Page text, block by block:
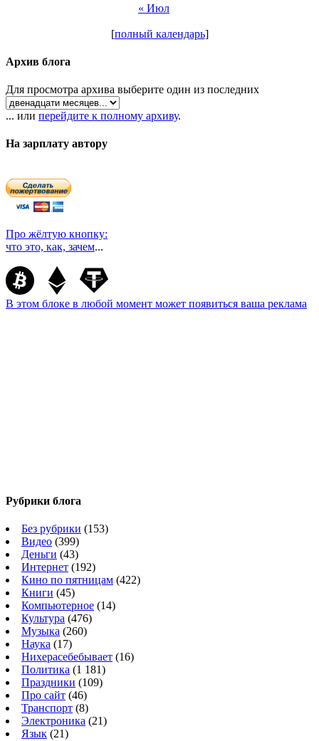
« Июл
[полный календарь]
Архив блога
Для просмотра архива выберите один из последних
... или перейдите к полному архиву.
На зарплату автору
Про жёлтую кнопку:
что это, как, зачем...
В этом блоке в любой момент может появиться ваша реклама
Рубрики блога
Без рубрики (153)
Видео (399)
Деньги (43)
Интернет (192)
Кино по пятницам (422)
Книги (45)
Компьютерное (14)
Культура (476)
Музыка (260)
Наука (17)
Нихерасебебывает (16)
Политика (1 181)
Праздники (109)
Про сайт (46)
Транспорт (8)
Электроника (21)
Язык (21)